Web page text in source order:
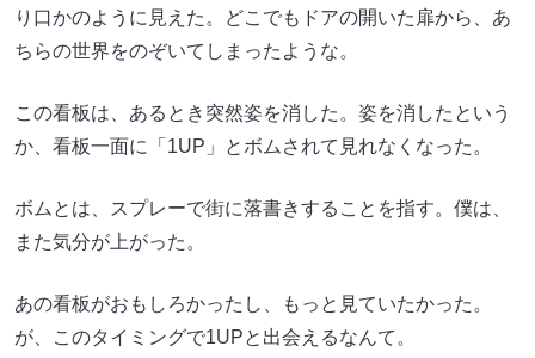
り口かのように見えた。どこでもドアの開いた扉から、あ
ちらの世界をのぞいてしまったような。
この看板は、あるとき突然姿を消した。姿を消したという
か、看板一面に「1UP」とボムされて見れなくなった。
ボムとは、スプレーで街に落書きすることを指す。僕は、
また気分が上がった。
あの看板がおもしろかったし、もっと見ていたかった。
が、このタイミングで1UPと出会えるなんて。